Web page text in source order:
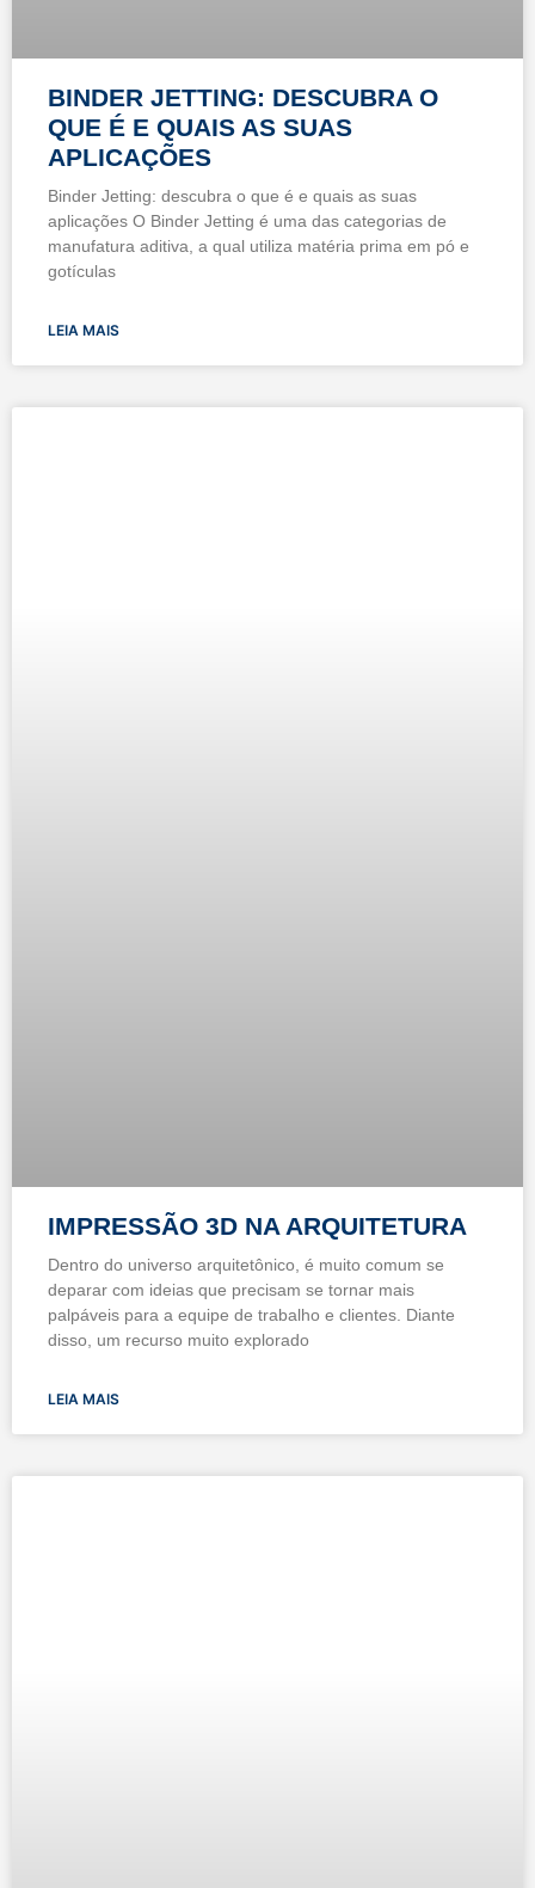
BINDER JETTING: DESCUBRA O
QUE É E QUAIS AS SUAS
APLICAÇÕES
Binder Jetting: descubra o que é e quais as suas
aplicações O Binder Jetting é uma das categorias de
manufatura aditiva, a qual utiliza matéria prima em pó e
gotículas
LEIA MAIS
IMPRESSÃO 3D NA ARQUITETURA
Dentro do universo arquitetônico, é muito comum se
deparar com ideias que precisam se tornar mais
palpáveis para a equipe de trabalho e clientes. Diante
disso, um recurso muito explorado
LEIA MAIS